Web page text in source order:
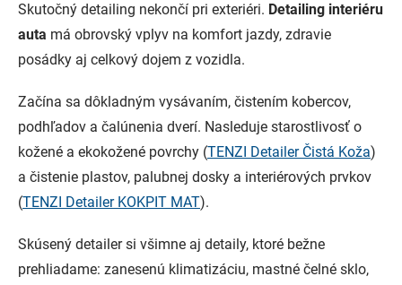
Skutočný detailing nekončí pri exteriéri. Detailing interiéru
auta má obrovský vplyv na komfort jazdy, zdravie
posádky aj celkový dojem z vozidla.
Začína sa dôkladným vysávaním, čistením kobercov,
podhľadov a čalúnenia dverí. Nasleduje starostlivosť o
kožené a ekokožené povrchy (TENZI Detailer Čistá Koža)
a čistenie plastov, palubnej dosky a interiérových prvkov
(TENZI Detailer KOKPIT MAT).
Skúsený detailer si všimne aj detaily, ktoré bežne
prehliadame: zanesenú klimatizáciu, mastné čelné sklo,